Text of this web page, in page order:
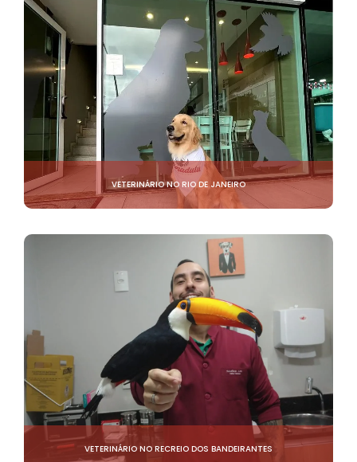
VETERINÁRIO NO RIO DE JANEIRO
VETERINÁRIO NO RECREIO DOS BANDEIRANTES